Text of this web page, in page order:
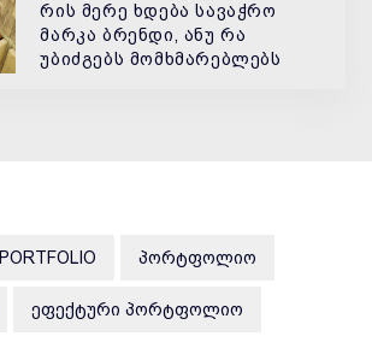
გასული საუკუნეების გრაფი
რის მერე ხდება სავაჭრო
მარკა ბრენდი, ანუ რა
უბიძგებს მომხმარებლებს
PORTFOLIO ᲞᲝᲠᲢᲤᲝᲚᲘᲝ
ᲔᲤᲔᲥᲢᲣᲠᲘ ᲞᲝᲠᲢᲤᲝᲚᲘᲝ